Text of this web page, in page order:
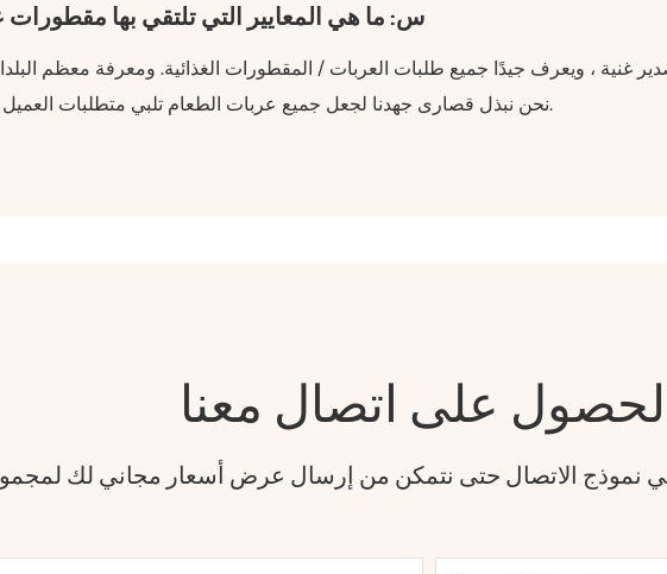
س: ما هي المعايير التي تلتقي بها
نحن نبذل قصارى جهدنا لجعل جميع عربات الطعام تلبي متطلبات العميل ، ومساعدتهم على اجتياز الفحص.
على اتصال معنا
نموذج الاتصال حتى نتمكن من إرسال عرض أسعار مجاني لك